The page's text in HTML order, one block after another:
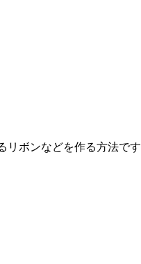
リボンなどを作る方法です